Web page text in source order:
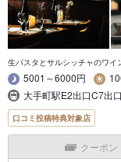
生パスタとサルシッチャのワイ
5001～6000円
大手町駅E2出口C7出
口コミ投稿特典対象店
クーポン